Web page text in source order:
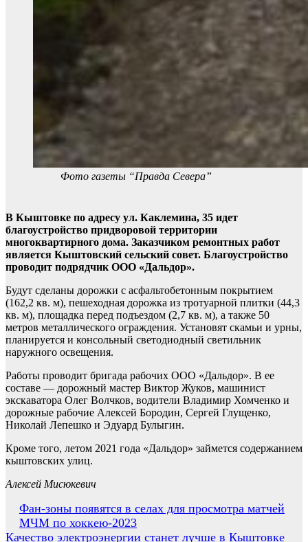
Фото газеты “Правда Севера”
В Кыштовке по адресу ул. Каклемина, 35 идет
благоустройство придворовой территории
многоквартирного дома. Заказчиком ремонтных работ
является Кыштовский сельский совет. Благоустройство
проводит подрядчик ООО «Дальдор».
Будут сделаны дорожки с асфальтобетонным покрытием
(162,2 кв. м), пешеходная дорожка из тротуарной плитки (44,3
кв. м), площадка перед подъездом (2,7 кв. м), а также 50
метров металлического ограждения. Установят скамьи и урны,
планируется и консольный светодиодный светильник
наружного освещения.
Работы проводит бригада рабочих ООО «Дальдор». В ее
составе — дорожный мастер Виктор Жуков, машинист
экскаватора Олег Волчков, водители Владимир Хомченко и
дорожные рабочие Алексей Бородин, Сергей Глущенко,
Николай Лепешко и Эдуард Булыгин.
Кроме того, летом 2021 года «Дальдор» займется содержанием
кыштовских улиц.
Алексей Мисюкевич
Навигация
по
Фан-зоны появятся в селах для просмотра матчей
МЧМ по хоккею-2023
Качество электроэнергии станет лучше в Кыштовке